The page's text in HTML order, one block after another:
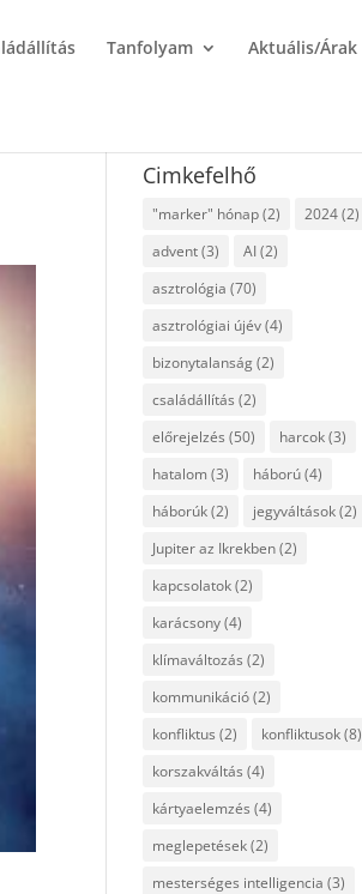
Tanfolyam Aktuális/Árak
Cimkefelhő
"marker" hónap(2) 2024(2)
advent(3) AI(2)
asztrológia (70)
asztrológiai újév(4)
bizonytalanság(2)
családállítás (2)
előrejelzés (50) harcok(3)
hatalom (3) háború(4)
háborúk(2) jegyváltások(2)
Jupiter az Ikrekben(2)
kapcsolatok(2)
karácsony(4)
klímaváltozás (2)
kommunikáció(2)
konfliktus (2) konfliktusok(8)
korszakváltás (4)
kártyaelemzés (4)
meglepetések(2)
mesterséges intelligencia (3)